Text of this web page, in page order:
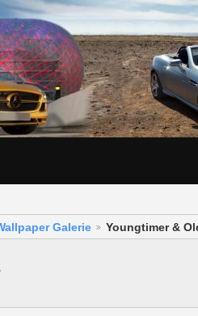
Galerie Youngtimer &